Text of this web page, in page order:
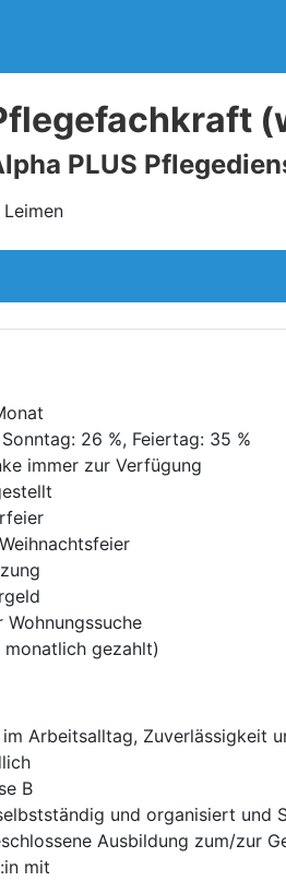
PLUS
Leimen
26 %, Feiertag: 35 %
immer zur Verfügung
gezahlt)
Arbeitsalltag, Zuverlässigkeit
B
und organisiert und
Ausbildung zum/zur
mit